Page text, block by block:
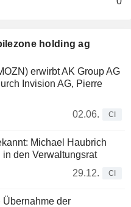
holding ag
erwirbt AK Group AG
Invision AG, Pierre
02.06.
CI
Michael Haubrich
den Verwaltungsrat
29.12.
CI
Übernahme der